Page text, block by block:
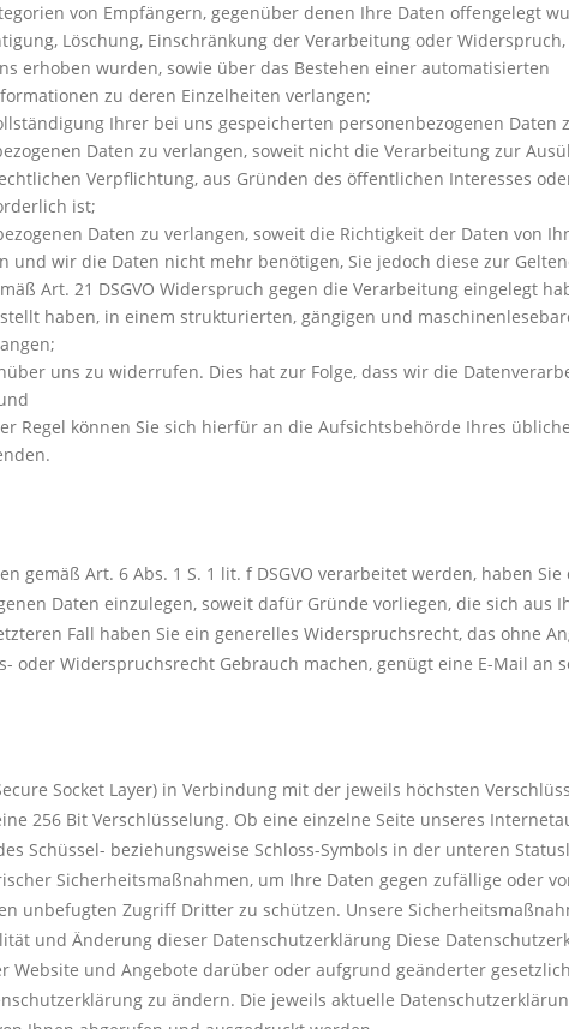
von Empfängern, gegenüber denen Ihre Daten offengelegt
Löschung, Einschränkung der Verarbeitung oder Widerspruch,
erhoben wurden, sowie über das Bestehen einer automatisierten
zu deren Einzelheiten verlangen;
Ihrer bei uns gespeicherten personenbezogenen Daten
Daten zu verlangen, soweit nicht die Verarbeitung zur
Verpflichtung, aus Gründen des öffentlichen Interesses
ist;
Daten zu verlangen, soweit die Richtigkeit der Daten von
wir die Daten nicht mehr benötigen, Sie jedoch diese zur
Art. 21 DSGVO Widerspruch gegen die Verarbeitung eingelegt
haben, in einem strukturierten, gängigen und
uns zu widerrufen. Dies hat zur Folge, dass wir die
Regel können Sie sich hierfür an die Aufsichtsbehörde Ihres
Art. 6 Abs. 1 S. 1 lit. f DSGVO verarbeitet werden, haben Sie
Daten einzulegen, soweit dafür Gründe vorliegen, die sich aus
Fall haben Sie ein generelles Widerspruchsrecht, das ohne
Widerspruchsrecht Gebrauch machen, genügt eine E-Mail an
Socket Layer) in Verbindung mit der jeweils höchsten
256 Bit Verschlüsselung. Ob eine einzelne Seite unseres
Schüssel- beziehungsweise Schloss-Symbols in der unteren
Sicherheitsmaßnahmen, um Ihre Daten gegen zufällige oder
unbefugten Zugriff Dritter zu schützen. Unsere
und Änderung dieser Datenschutzerklärung Diese
und Angebote darüber oder aufgrund geänderter
zu ändern. Die jeweils aktuelle